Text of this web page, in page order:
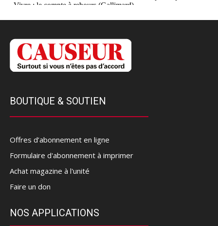
BOUTIQUE & SOUTIEN
Offres d’abonnement en ligne
Formulaire d'abonnement à imprimer
Achat magazine à l'unité
Faire un don
NOS APPLICATIONS